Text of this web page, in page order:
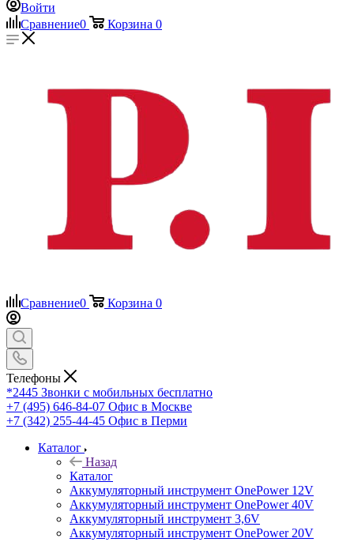
Войти
Сравнение0 Корзина 0
Сравнение0 Корзина 0
Телефоны
*2445 Звонки с мобильных бесплатно
+7 (495) 646-84-07 Офис в Москве
+7 (342) 255-44-45 Офис в Перми
Каталог
Назад
Каталог
Аккумуляторный инструмент OnePower 12V
Аккумуляторный инструмент OnePower 40V
Аккумуляторный инструмент 3,6V
Аккумуляторный инструмент OnePower 20V